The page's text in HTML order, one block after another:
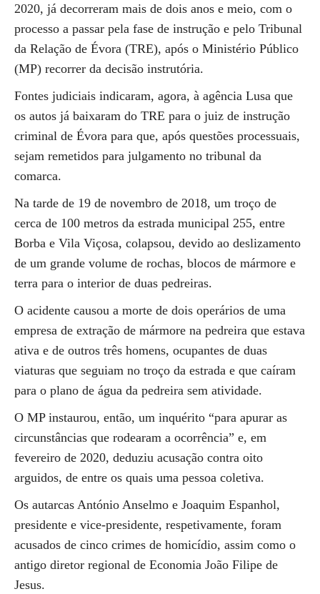
2020, já decorreram mais de dois anos e meio, com o
processo a passar pela fase de instrução e pelo Tribunal
da Relação de Évora (TRE), após o Ministério Público
(MP) recorrer da decisão instrutória.
Fontes judiciais indicaram, agora, à agência Lusa que
os autos já baixaram do TRE para o juiz de instrução
criminal de Évora para que, após questões processuais,
sejam remetidos para julgamento no tribunal da
comarca.
Na tarde de 19 de novembro de 2018, um troço de
cerca de 100 metros da estrada municipal 255, entre
Borba e Vila Viçosa, colapsou, devido ao deslizamento
de um grande volume de rochas, blocos de mármore e
terra para o interior de duas pedreiras.
O acidente causou a morte de dois operários de uma
empresa de extração de mármore na pedreira que estava
ativa e de outros três homens, ocupantes de duas
viaturas que seguiam no troço da estrada e que caíram
para o plano de água da pedreira sem atividade.
O MP instaurou, então, um inquérito “para apurar as
circunstâncias que rodearam a ocorrência” e, em
fevereiro de 2020, deduziu acusação contra oito
arguidos, de entre os quais uma pessoa coletiva.
Os autarcas António Anselmo e Joaquim Espanhol,
presidente e vice-presidente, respetivamente, foram
acusados de cinco crimes de homicídio, assim como o
antigo diretor regional de Economia João Filipe de
Jesus.